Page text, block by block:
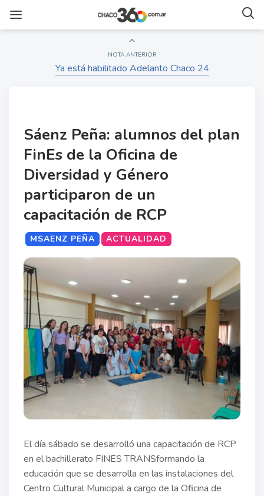
NOTA ANTERIOR
Ya está habilitado Adelanto Chaco 24
Sáenz Peña: alumnos del plan
FinEs de la Oficina de
Diversidad y Género
participaron de un
capacitación de RCP
MSAENZ PEÑA ACTUALIDAD
El día sábado se desarrolló una capacitación de RCP
en el bachillerato FINES TRANSformando la
educación que se desarrolla en las instalaciones del
Centro Cultural Municipal a cargo de la Oficina de